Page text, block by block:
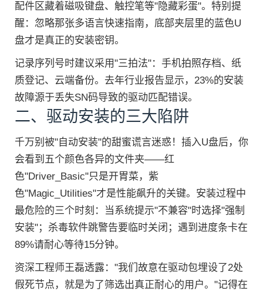
配件区藏着磁吸键盘、触控笔等"隐藏彩蛋"。特别提
醒：忽略那张多语言快速指南，底部夹层里的蓝色U
盘才是真正的安装密钥。
记录序列号时建议采用"三拍法"：手机拍照存档、纸
质登记、云端备份。去年行业报告显示，23%的安装
故障源于丢失SN码导致的驱动匹配错误。
二、驱动安装的三大陷阱
千万别被"自动安装"的甜蜜谎言迷惑！插入U盘后，你
会看到五个颜色各异的文件夹——红
色"Driver_Basic"只是开胃菜，紫
色"Magic_Utilities"才是性能飙升的关键。安装过程中
最危险的三个时刻：当系统提示"不兼容"时选择"强制
安装"；杀毒软件跳警告要临时关闭；遇到进度条卡在
89%请耐心等待15分钟。
资深工程师王磊透露："我们故意在驱动包埋设了2处
假死节点，就是为了筛选出真正耐心的用户。"记得在